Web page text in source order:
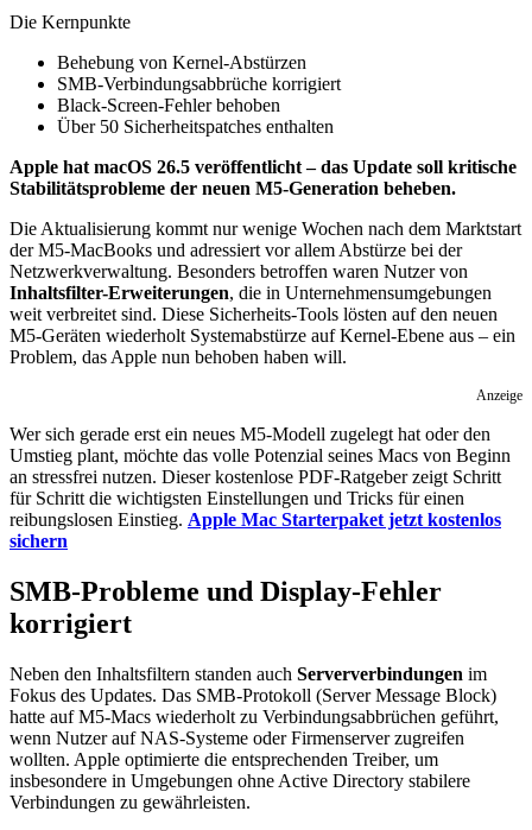
Die Kernpunkte
Behebung von Kernel-Abstürzen
SMB-Verbindungsabbrüche korrigiert
Black-Screen-Fehler behoben
Über 50 Sicherheitspatches enthalten
Apple hat macOS 26.5 veröffentlicht – das Update soll kritische
Stabilitätsprobleme der neuen M5-Generation beheben.
Die Aktualisierung kommt nur wenige Wochen nach dem Marktstart
der M5-MacBooks und adressiert vor allem Abstürze bei der
Netzwerkverwaltung. Besonders betroffen waren Nutzer von
Inhaltsfilter-Erweiterungen, die in Unternehmensumgebungen
weit verbreitet sind. Diese Sicherheits-Tools lösten auf den neuen
M5-Geräten wiederholt Systemabstürze auf Kernel-Ebene aus – ein
Problem, das Apple nun behoben haben will.
Anzeige
Wer sich gerade erst ein neues M5-Modell zugelegt hat oder den
Umstieg plant, möchte das volle Potenzial seines Macs von Beginn
an stressfrei nutzen. Dieser kostenlose PDF-Ratgeber zeigt Schritt
für Schritt die wichtigsten Einstellungen und Tricks für einen
reibungslosen Einstieg. Apple Mac Starterpaket jetzt kostenlos
sichern
SMB-Probleme und Display-Fehler
korrigiert
Neben den Inhaltsfiltern standen auch Serververbindungen im
Fokus des Updates. Das SMB-Protokoll (Server Message Block)
hatte auf M5-Macs wiederholt zu Verbindungsabbrüchen geführt,
wenn Nutzer auf NAS-Systeme oder Firmenserver zugreifen
wollten. Apple optimierte die entsprechenden Treiber, um
insbesondere in Umgebungen ohne Active Directory stabilere
Verbindungen zu gewährleisten.